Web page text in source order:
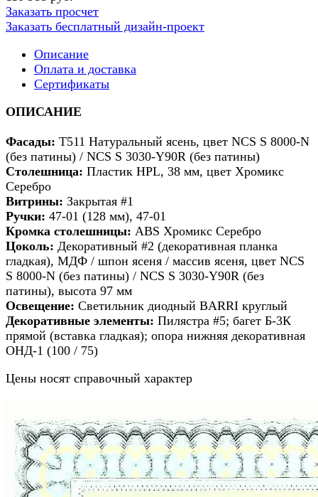
Заказать просчет
Заказать бесплатный дизайн-проект
Описание
Оплата и доставка
Сертификаты
ОПИСАНИЕ
Фасады: Т511 Натуральный ясень, цвет NCS S 8000-N
(без патины) / NCS S 3030-Y90R (без патины)
Столешница: Пластик HPL, 38 мм, цвет Хромикс
Серебро
Витрины: Закрытая #1
Ручки: 47-01 (128 мм), 47-01
Кромка столешницы: ABS Хромикс Серебро
Цоколь: Декоративный #2 (декоративная планка
гладкая), МДФ / шпон ясеня / массив ясеня, цвет NCS
S 8000-N (без патины) / NCS S 3030-Y90R (без
патины), высота 97 мм
Освещение: Светильник диодный BARRI круглый
Декоративные элементы: Пилястра #5; багет Б-3К
прямой (вставка гладкая); опора нижняя декоративная
ОНД-1 (100 / 75)
Цены носят справочный характер